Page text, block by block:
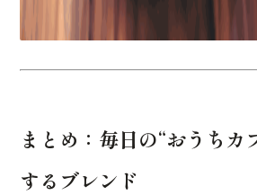
まとめ：毎日の“おうちカ
するブレンド